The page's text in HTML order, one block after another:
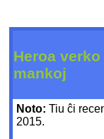
Heroa
mankoj
Noto: Tiu ĉi
2015.